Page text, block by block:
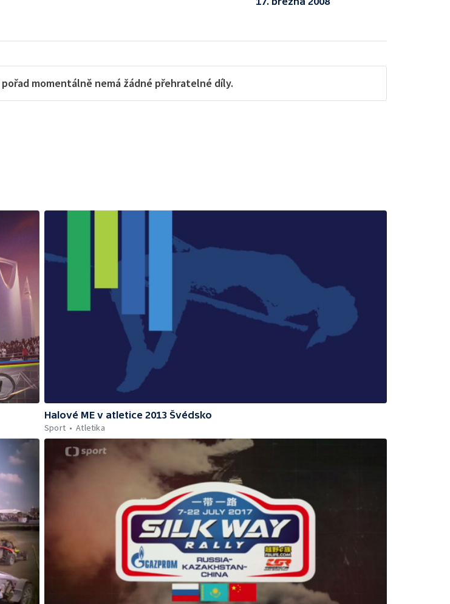
momentálně nemá žádné přehratelné díly.
Halové ME v atletice 2013 Švédsko
Sport
Atletika